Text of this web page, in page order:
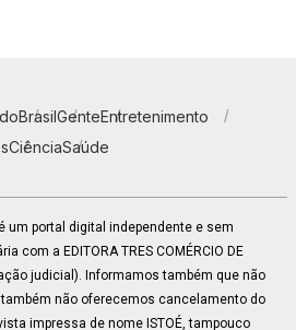
BrasilGenteEntretenimento
CiênciaSaúde
é um portal digital independente e sem
com a EDITORA TRES COMÉRCIO DE
judicial). Informamos também que não
não oferecemos cancelamento do
impressa de nome ISTOÉ, tampouco